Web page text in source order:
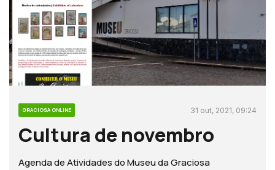
GRACIOSA ONLINE 31 out, 2021, 09:24
Cultura de novembro
Agenda de Atividades do Museu da Graciosa